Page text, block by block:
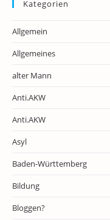
Kategorien
Allgemein
Allgemeines
alter Mann
Anti.AKW
Anti.AKW
Asyl
Baden-Württemberg
Bildung
Bloggen?